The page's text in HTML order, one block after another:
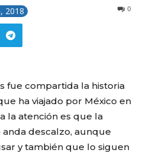
2018 0
fue compartida la historia
ha viajado por México en
la atención es que la
descalzo, aunque
y también que lo siguen